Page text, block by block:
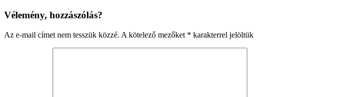
Vélemény, hozzászólás?
Az e-mail címet nem tesszük közzé. A kötelező mezőket * karakterrel jelöltük